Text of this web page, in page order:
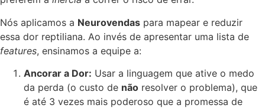
Nós aplicamos a Neurovendas para mapear e reduzir
essa dor reptiliana. Ao invés de apresentar uma lista de
features, ensinamos a equipe a:
Ancorar a Dor: Usar a linguagem que ative o medo
da perda (o custo de não resolver o problema), que
é até 3 vezes mais poderoso que a promessa de